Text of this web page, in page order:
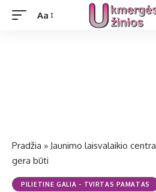
Aa
Pradžia » Jaunimo laisvalaikio
gera būti
PILIETINĖ GALIA - TVIRTAS PAMATAS